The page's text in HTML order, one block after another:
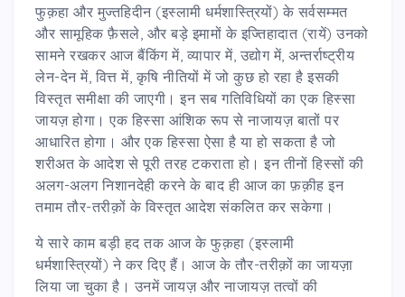
फुक़हा और मुज्तहिदीन (इस्लामी धर्मशास्त्रियों) के सर्वसम्मत
और सामूहिक फ़ैसले, और बड़े इमामों के इज्तिहादात (रायें) उनको
सामने रखकर आज बैंकिंग में, व्यापार में, उद्योग में, अन्तर्राष्ट्रीय
लेन-देन में, वित्त में, कृषि नीतियों में जो कुछ हो रहा है इसकी
विस्तृत समीक्षा की जाएगी। इन सब गतिविधियों का एक हिस्सा
जायज़ होगा। एक हिस्सा आंशिक रूप से नाजायज़ बातों पर
आधारित होगा। और एक हिस्सा ऐसा है या हो सकता है जो
शरीअत के आदेश से पूरी तरह टकराता हो। इन तीनों हिस्सों की
अलग-अलग निशानदेही करने के बाद ही आज का फ़क़ीह इन
तमाम तौर-तरीक़ों के विस्तृत आदेश संकलित कर सकेगा।
ये सारे काम बड़ी हद तक आज के फुक़हा (इस्लामी
धर्मशास्त्रियों) ने कर दिए हैं। आज के तौर-तरीक़ों का जायज़ा
लिया जा चुका है। उनमें जायज़ और नाजायज़ तत्वों की